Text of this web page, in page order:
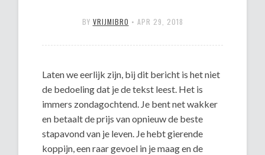
BY VRIJMIBRO • APR 29, 2018
Laten we eerlijk zijn, bij dit bericht is het niet
de bedoeling dat je de tekst leest. Het is
immers zondagochtend. Je bent net wakker
en betaalt de prijs van opnieuw de beste
stapavond van je leven. Je hebt gierende
koppijn, een raar gevoel in je maag en de